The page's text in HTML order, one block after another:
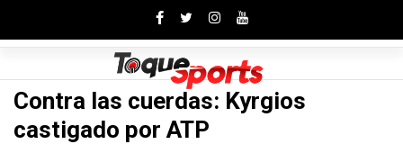
Contra las cuerdas: Kyrgios
castigado por ATP